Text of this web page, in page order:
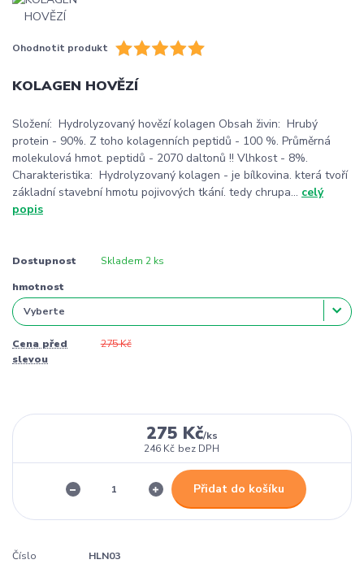
Ohodnotit produkt
KOLAGEN HOVĚZÍ
Složení: Hydrolyzovaný hovězí kolagen Obsah živin: Hrubý
protein - 90%. Z toho kolagenních peptidů - 100 %. Průměrná
molekulová hmot. peptidů - 2070 daltonů !! Vlhkost - 8%.
Charakteristika: Hydrolyzovaný kolagen - je bílkovina. která tvoří
základní stavební hmotu pojivových tkání. tedy chrupa... celý
popis
Dostupnost Skladem 2 ks
hmotnost
Cena před
slevou
275 Kč
275 Kč/ks
246 Kč bez DPH
Přidat do košíku
Číslo
HLN03